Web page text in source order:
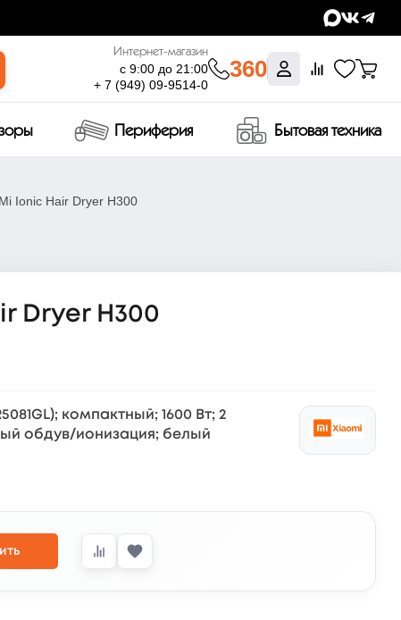
Интернет-магазин
с 9:00 до 21:00
+ 7 (949) 09-9514-0
360
Периферия Бытовая техника
Ionic Hair Dryer H300
Dryer H300
компактный; 1600 Вт; 2
обдув/ионизация; белый